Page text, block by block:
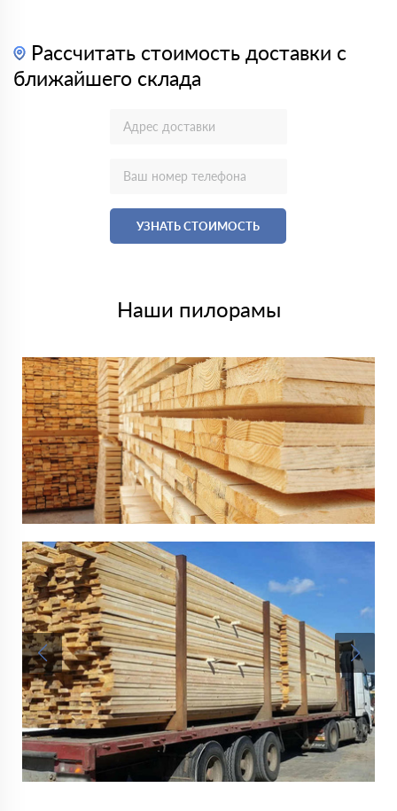
Рассчитать стоимость доставки с
ближайшего склада
УЗНАТЬ СТОИМОСТЬ
Наши пилорамы